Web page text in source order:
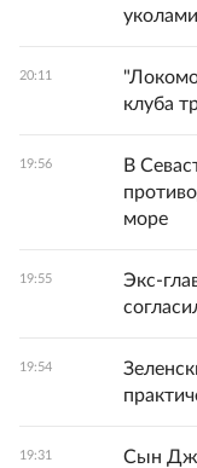
уколами
20:11
клуба
19:56
В
море
19:55
Экс-
19:54
19:31
Сын